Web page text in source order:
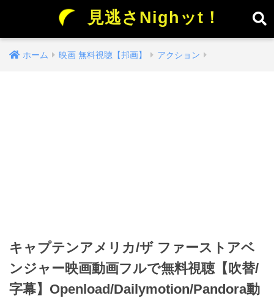
見逃さNighッt！
ホーム 映画 無料視聴【邦画】 アクション
キャプテンアメリカ/ザ ファーストアベ
ンジャー映画動画フルで無料視聴【吹替/
字幕】Openload/Dailymotion/Pandora動